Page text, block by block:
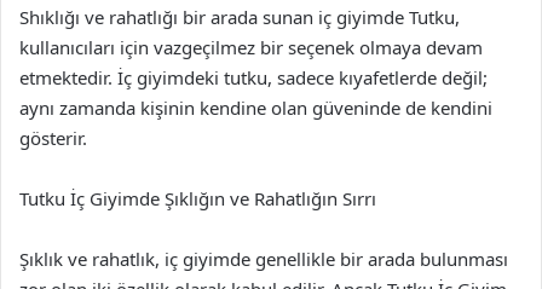
Shıklığı ve rahatlığı bir arada sunan iç giyimde Tutku,
kullanıcıları için vazgeçilmez bir seçenek olmaya devam
etmektedir. İç giyimdeki tutku, sadece kıyafetlerde değil;
aynı zamanda kişinin kendine olan güveninde de kendini
gösterir.
Tutku İç Giyimde Şıklığın ve Rahatlığın Sırrı
Şıklık ve rahatlık, iç giyimde genellikle bir arada bulunması